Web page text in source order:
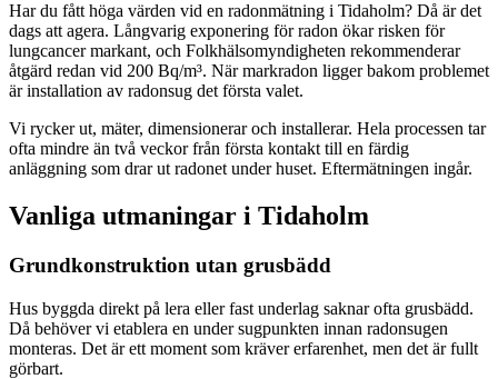
Har du fått höga värden vid en radonmätning i Tidaholm? Då är det
dags att agera. Långvarig exponering för radon ökar risken för
lungcancer markant, och Folkhälsomyndigheten rekommenderar
åtgärd redan vid 200 Bq/m³. När markradon ligger bakom problemet
är installation av radonsug det första valet.
Vi rycker ut, mäter, dimensionerar och installerar. Hela processen tar
ofta mindre än två veckor från första kontakt till en färdig
anläggning som drar ut radonet under huset. Eftermätningen ingår.
Vanliga utmaningar i Tidaholm
Grundkonstruktion utan grusbädd
Hus byggda direkt på lera eller fast underlag saknar ofta grusbädd.
Då behöver vi etablera en under sugpunkten innan radonsugen
monteras. Det är ett moment som kräver erfarenhet, men det är fullt
görbart.